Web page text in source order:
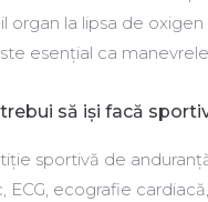
organ la lipsa de
esențial ca
să iși facă
sportivă de
ecografie